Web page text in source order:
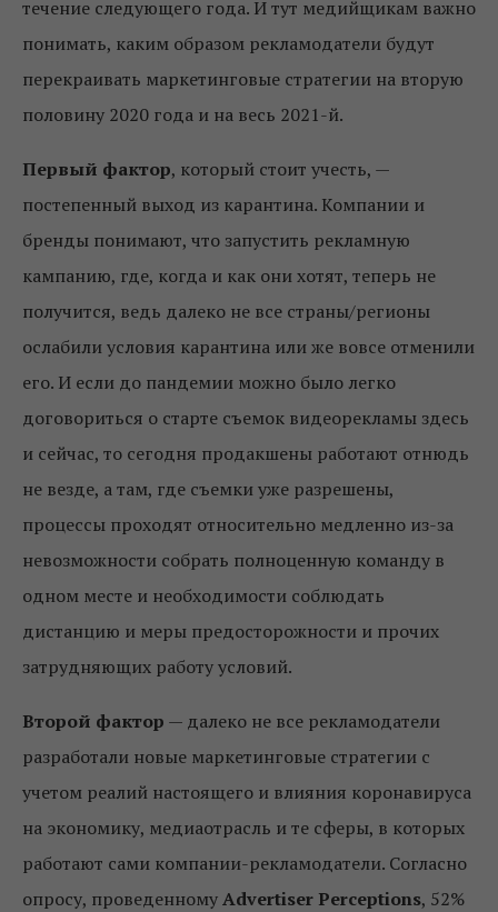
течение следующего года. И тут медийщикам важно
понимать, каким образом рекламодатели будут
перекраивать маркетинговые стратегии на вторую
половину 2020 года и на весь 2021-й.
Первый фактор, который стоит учесть, —
постепенный выход из карантина. Компании и
бренды понимают, что запустить рекламную
кампанию, где, когда и как они хотят, теперь не
получится, ведь далеко не все страны/регионы
ослабили условия карантина или же вовсе отменили
его. И если до пандемии можно было легко
договориться о старте съемок видеорекламы здесь
и сейчас, то сегодня продакшены работают отнюдь
не везде, а там, где съемки уже разрешены,
процессы проходят относительно медленно из-за
невозможности собрать полноценную команду в
одном месте и необходимости соблюдать
дистанцию и меры предосторожности и прочих
затрудняющих работу условий.
Второй фактор — далеко не все рекламодатели
разработали новые маркетинговые стратегии с
учетом реалий настоящего и влияния коронавируса
на экономику, медиаотрасль и те сферы, в которых
работают сами компании-рекламодатели. Согласно
опросу, проведенномуAdvertiser Perceptions, 52%